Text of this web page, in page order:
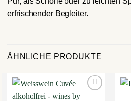
erfrischender Begleiter.
ÄHNLICHE PRODUKTE
Auf die